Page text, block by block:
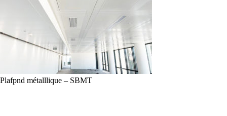
Plafpnd métalllique – SBMT